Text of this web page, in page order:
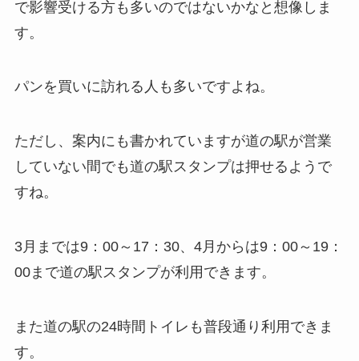
で影響受ける方も多いのではないかなと想像しま
す。
パンを買いに訪れる人も多いですよね。
ただし、案内にも書かれていますが道の駅が営業
していない間でも道の駅スタンプは押せるようで
すね。
3月までは9：00～17：30、4月からは9：00～19：
00まで道の駅スタンプが利用できます。
また道の駅の24時間トイレも普段通り利用できま
す。